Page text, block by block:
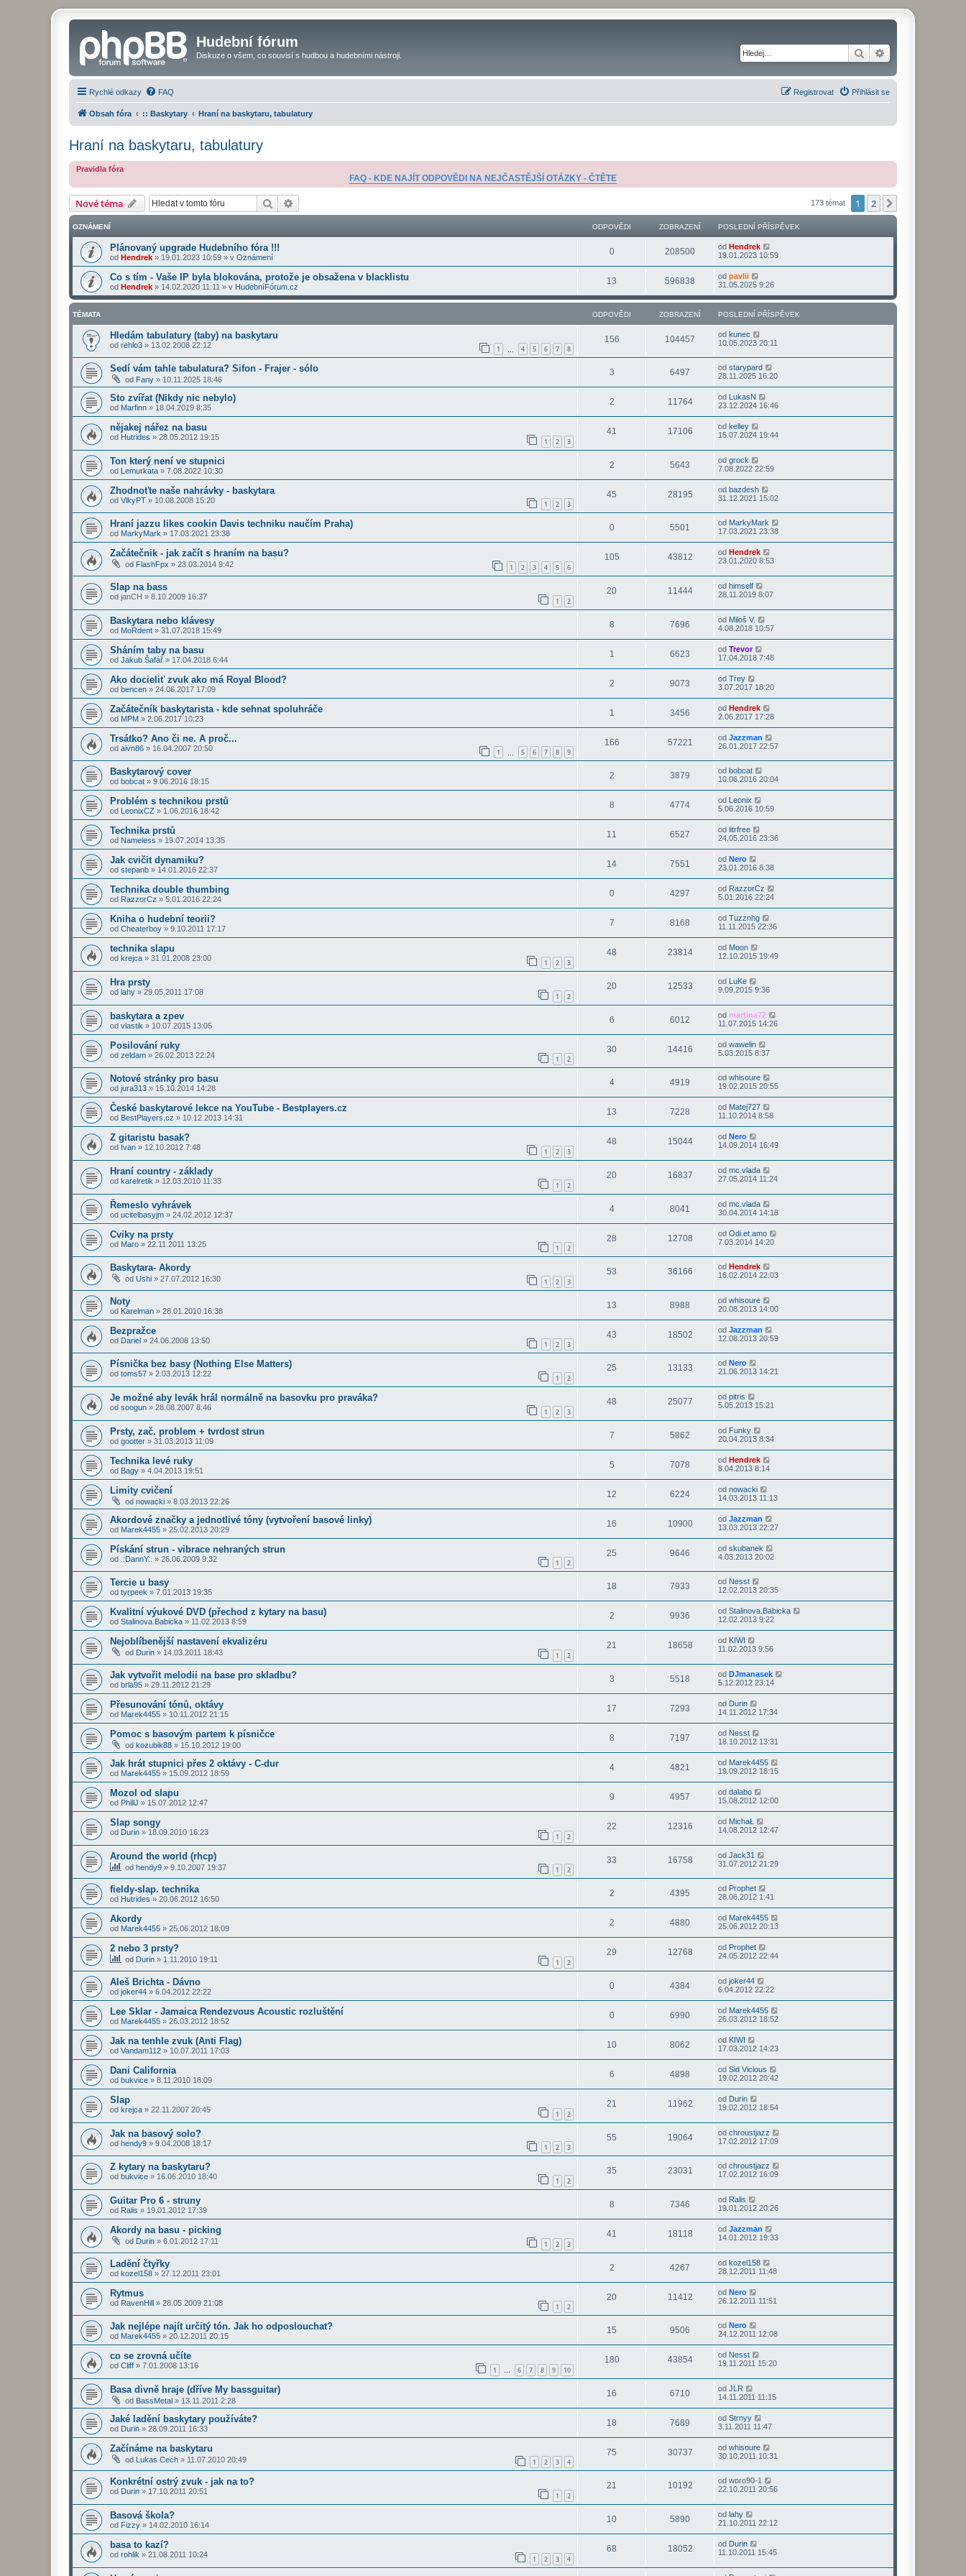
Hudební fórum
Diskuze o všem, co souvisí s hudbou a hudebními nástroji. Hledat
Rychlé odkazy FAQ Přihlásit se
Registrovat
Obsah fóra :: Baskytary Hraní na baskytaru, tabulatury
Hraní na baskytaru, tabulatury
Pravidla fóra
FAQ - KDE NAJÍT ODPOVĚDI NA NEJČASTĚJŠÍ OTÁZKY - ČTĚTE
Nové téma Hledat 173 témat 1 2
OZNÁMENÍ ODPOVĚDI ZOBRAZENÍ POSLEDNÍ PŘÍSPĚVEK
Plánovaný upgrade Hudebního fóra !!!
od Hendrek » 19.01.2023 10:59 » v Oznámení
0 208500 od Hendrek
19.01.2023 10:59
Co s tím - Vaše IP byla blokována, protože je obsažena v blacklistu
od Hendrek » 14.02.2020 11:11 » v HudebníFórum.cz
13 596838 od pavlii
31.05.2025 9:26
TÉMATA ODPOVĚDI ZOBRAZENÍ POSLEDNÍ PŘÍSPĚVEK
Hledám tabulatury (taby) na baskytaru
od rehlo3 » 13.02.2008 22:12 1 4 5 6 7 8
156 104457 od kunec
10.05.2023 20:11
Sedí vám tahle tabulatura? Sifon - Frajer - sólo
od Fany » 10.11.2025 18:46
3 6497 od starypard
28.11.2025 16:20
Sto zvířat (Nikdy nic nebylo)
od Marfinn » 18.04.2019 8:35
2 11764 od LukasN
23.12.2024 16:46
nějakej nářez na basu
od Hutrides » 28.05.2012 19:15 1 2 3
41 17106 od kelley
15.07.2024 19:44
Ton který není ve stupnici
od Lemurkata » 7.08.2022 10:30
2 5643 od grock
7.08.2022 22:59
Zhodnoťte naše nahrávky - baskytara
od VlkyPT » 10.08.2008 15:20 1 2 3
45 28195 od bazdesh
31.12.2021 15:02
Hraní jazzu likes cookin Davis techniku naučím Praha)
od MarkyMark » 17.03.2021 23:38
0 5501 od MarkyMark
17.03.2021 23:38
Začátečnik - jak začít s hraním na basu?
od FlashFpx » 23.03.2014 9:42 1 2 3 4 5 6
105 43812 od Hendrek
23.01.2020 8:53
Slap na bass
od janCH » 8.10.2009 16:37 1 2
20 11444 od himself
28.11.2019 8:07
Baskytara nebo klávesy
od MoRdent » 31.07.2018 15:49
8 7696 od Miloš V.
4.08.2018 10:57
Sháním taby na basu
od Jakub Šafář » 17.04.2018 6:44
1 6623 od Trevor
17.04.2018 7:48
Ako docieliť zvuk ako má Royal Blood?
od bencen » 24.06.2017 17:09
2 9073 od Trey
3.07.2017 18:20
Začátečník baskytarista - kde sehnat spoluhráče
od MPM » 2.06.2017 10:23
1 3456 od Hendrek
2.06.2017 17:28
Trsátko? Ano či ne. A proč...
od aivn86 » 16.04.2007 20:50 1 5 6 7 8 9
166 57221 od Jazzman
26.01.2017 22:57
Baskytarový cover
od bobcat » 9.06.2016 18:15
2 3879 od bobcat
10.06.2016 20:04
Problém s technikou prstů
od LeonixCZ » 1.06.2016 18:42
8 4774 od
Leonix
5.06.2016 10:59
Technika prstů
od Nameless » 19.07.2014 13:35
11 6527 od litrfree
24.05.2016 23:36
Jak cvičit dynamiku?
od stepanb » 14.01.2016 22:37
14 7551 od Nero
23.01.2016 8:38
Technika double thumbing
od RazzorCz » 5.01.2016 22:24
0 4297 od RazzorCz
5.01.2016 22:24
Kniha o hudební teorii?
od Cheaterboy » 9.10.2011 17:17
7 8168 od Tuzznhg
11.11.2015 22:36
technika slapu
od krejca » 31.01.2008 23:00 1 2 3
48 23814 od Moon
12.10.2015 19:49
Hra prsty
od lahy » 29.05.2011 17:08 1 2
20 12533 od LuKe
9.09.2015 9:36
baskytara a zpev
od vlastik » 10.07.2015 13:05
6 6012 od martina72
11.07.2015 14:26
Posilování ruky
od zeldam » 26.02.2013 22:24 1 2
30 14416 od wawelin
5.03.2015 8:37
Notové stránky pro basu
od jura313 » 15.10.2014 14:28
4 4919 od whisoure
19.02.2015 20:55
České baskytarové lekce na YouTube - Bestplayers.cz
od BestPlayers.cz » 10.12.2013 14:31
13 7228 od Matej727
11.10.2014 8:58
Z gitaristu basak?
od Ivan » 12.10.2012 7:48 1 2 3
48 15044 od Nero
14.09.2014 16:49
Hraní country - základy
od karelretik » 12.03.2010 11:33 1 2
20 16837 od mc.vlada
27.05.2014 11:24
Řemeslo vyhrávek
od ucitelbasyjm » 24.02.2012 12:37
4 8041 od mc.vlada
30.04.2014 14:18
Cviky na prsty
od Maro » 22.11.2011 13:25 1 2
28 12708 od Odi.et.amo
7.03.2014 14:20
Baskytara- Akordy
od Ushi » 27.07.2012 16:30 1 2 3
53 36166 od Hendrek
16.02.2014 22:03
Noty
od Karelman » 28.01.2010 16:38
13 8988 od whisoure
20.08.2013 14:00
Bezpražce
od Dariel » 24.06.2008 13:50 1 2 3
43 18502 od Jazzman
12.08.2013 20:59
Písnička bez basy (Nothing Else Matters)
od toms57 » 2.03.2013 12:22 1 2
25 13133 od Nero
21.06.2013 14:21
Je možné aby levák hrál normálně na basovku pro praváka?
od soogun » 28.08.2007 8:46 1 2 3
48 25077 od pitris
5.05.2013 15:21
Prsty, zač. problem + tvrdost strun
od gootter » 31.03.2013 11:09
7 5862 od Funky
20.04.2013 8:34
Technika levé ruky
od Bagy » 4.04.2013 19:51
5 7078 od Hendrek
8.04.2013 8:14
Limity cvičení
od nowacki » 8.03.2013 22:26
12 6224 od nowacki
14.03.2013 11:13
Akordové značky a jednotlivé tóny (vytvoření basové linky)
od Marek4455 » 25.02.2013 20:29
16 10900 od Jazzman
13.03.2013 22:27
Pískání strun - vibrace nehraných strun
od .:DannY:. » 26.06.2009 9:32 1 2
25 9646 od skubanek
4.03.2013 20:02
Tercie u basy
od tyrpeek » 7.01.2013 19:35
18 7933 od Nesst
12.02.2013 20:35
Kvalitní výukové DVD (přechod z kytary na basu)
od Stalinova.Babicka » 11.02.2013 8:59
2 9936 od Stalinova.Babicka
12.02.2013 9:22
Nejoblíbenější nastavení ekvalizéru
od Durin » 14.03.2011 18:43 1 2
21 18658 od KIWI
11.02.2013 9:56
Jak vytvořit melodii na base pro skladbu?
od brla95 » 29.11.2012 21:29
3 5518 od DJmanasek
5.12.2012 23:14
Přesunování tónů, oktávy
od Marek4455 » 10.11.2012 21:15
17 7293 od Durin
14.11.2012 17:34
Pomoc s basovým partem k písničce
od kozubik88 » 15.10.2012 19:00
8 7197 od Nesst
18.10.2012 13:31
Jak hrát stupnici přes 2 oktávy - C-dur
od Marek4455 » 15.09.2012 18:59
4 4821 od Marek4455
19.09.2012 18:15
Mozol od slapu
od PhillJ » 15.07.2012 12:47
9 4957 od dalabo
15.08.2012 12:00
Slap songy
od Durin » 18.09.2010 16:23 1 2
22 12316 od MichaŁ
14.08.2012 12:47
Around the world (rhcp)
od hendy9 » 9.10.2007 19:37 1 2
33 16758 od Jack31
31.07.2012 21:29
fieldy-slap. technika
od Hutrides » 20.06.2012 16:50
2 4395 od Prophet
28.06.2012 1:41
Akordy
od Marek4455 » 25.06.2012 18:09
2 4880 od Marek4455
25.06.2012 20:13
2 nebo 3 prsty?
od Durin » 1.11.2010 19:11 1 2
29 12768 od Prophet
24.05.2012 22:44
Aleš Brichta - Dávno
od joker44 » 6.04.2012 22:22
0 4384 od joker44
6.04.2012 22:22
Lee Sklar - Jamaica Rendezvous Acoustic rozluštění
od Marek4455 » 26.03.2012 18:52
0 6990 od Marek4455
26.03.2012 18:52
Jak na tenhle zvuk (Anti Flag)
od Vandam112 » 10.07.2011 17:03
10 8062 od KIWI
17.03.2012 14:23
Dani California
od bukvice » 8.11.2010 18:09
6 4898 od Sid Vicious
19.02.2012 20:42
Slap
od krejca » 22.11.2007 20:45 1 2
21 11962 od Durin
19.02.2012 18:54
Jak na basový solo?
od hendy9 » 9.04.2008 18:17 1 2 3
55 19064 od chroustjazz
17.02.2012 17:09
Z kytary na baskytaru?
od bukvice » 16.06.2010 18:40 1 2
35 23031 od chroustjazz
17.02.2012 16:09
Guitar Pro 6 - struny
od Ralis » 19.01.2012 17:39
8 7346 od Ralis
19.01.2012 20:26
Akordy na basu - picking
od Durin » 6.01.2012 17:11 1 2 3
41 18118 od Jazzman
14.01.2012 19:33
Ladění čtyřky
od kozel158 » 27.12.2011 23:01
2 4267 od kozel158
28.12.2011 11:48
Rytmus
od RavenHill » 28.05.2009 21:08 1 2
20 11412 od Nero
26.12.2011 11:51
Jak nejlépe najít určitý tón. Jak ho odposlouchat?
od Marek4455 » 20.12.2011 20:15
15 9506 od Nero
24.12.2011 12:08
co se zrovná učíte
od Cliff » 7.01.2008 13:16 1 … 6 7 8 9 10
180 43854 od Nesst
19.11.2011 15:20
Basa divně hraje (dříve My bassguitar)
od BassMetal » 13.11.2011 2:28
16 6710 od JLR
14.11.2011 11:15
Jaké ladění baskytary používáte?
od Durin » 28.09.2011 16:33
18 7689 od Strnyy
3.11.2011 11:47
Začínáme na baskytaru
od Lukas Cech » 11.07.2010 20:49 1 2 3 4
75 30737 od whisoure
30.10.2011 10:31
Konkrétní ostrý zvuk - jak na to?
od Durin » 17.10.2011 20:51 1 2
21 10192 od woro90-1
22.10.2011 20:56
Basová škola?
od Fizzy » 14.02.2010 16:14
10 5890 od lahy
21.10.2011 22:12
basa to kazí?
od rohlik » 21.08.2011 10:24 1 2 3 4
68 18052 od Durin
11.10.2011 15:45